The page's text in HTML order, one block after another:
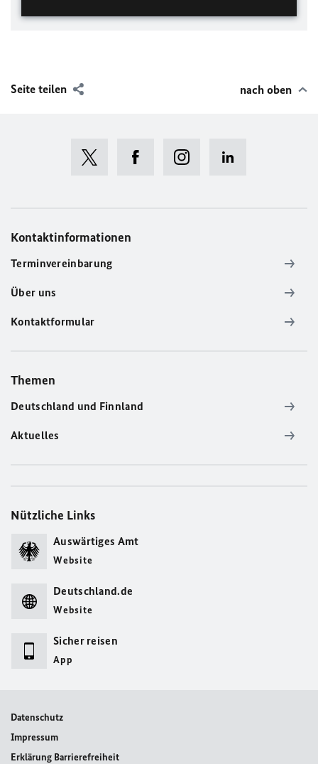
Seite teilen nach oben
Kontaktinformationen
Terminvereinbarung
Über uns
Kontaktformular
Themen
Deutschland und Finnland
Aktuelles
Nützliche Links
Auswärtiges Amt
Website
Deutschland.de
Website
Sicher reisen
App
Datenschutz
Impressum
Erklärung Barrierefreiheit